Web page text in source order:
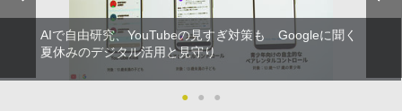
AIで自由研究、YouTubeの見すぎ対策も Googleに聞く
夏休みのデジタル活用と見守り
● ● ●